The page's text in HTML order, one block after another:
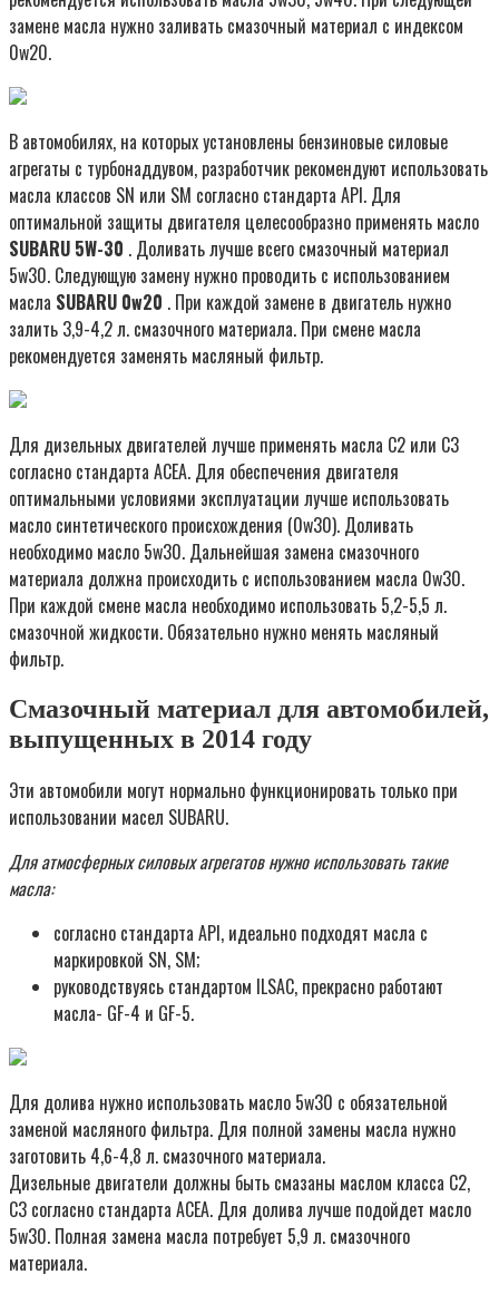
замене масла нужно заливать смазочный материал с индексом
0w20.
В автомобилях, на которых установлены бензиновые силовые
агрегаты с турбонаддувом, разработчик рекомендуют использовать
масла классов SN или SM согласно стандарта API. Для
оптимальной защиты двигателя целесообразно применять масло
SUBARU 5W-30 . Доливать лучше всего смазочный материал
5w30. Следующую замену нужно проводить с использованием
масла SUBARU 0w20 . При каждой замене в двигатель нужно
залить 3,9-4,2 л. смазочного материала. При смене масла
рекомендуется заменять масляный фильтр.
Для дизельных двигателей лучше применять масла C2 или C3
согласно стандарта ACEA. Для обеспечения двигателя
оптимальными условиями эксплуатации лучше использовать
масло синтетического происхождения (0w30). Доливать
необходимо масло 5w30. Дальнейшая замена смазочного
материала должна происходить с использованием масла 0w30.
При каждой смене масла необходимо использовать 5,2-5,5 л.
смазочной жидкости. Обязательно нужно менять масляный
фильтр.
Смазочный материал для автомобилей,
выпущенных в 2014 году
Эти автомобили могут нормально функционировать только при
использовании масел SUBARU.
Для атмосферных силовых агрегатов нужно использовать такие
масла:
согласно стандарта API, идеально подходят масла с
маркировкой SN, SM;
руководствуясь стандартом ILSAC, прекрасно работают
масла- GF-4 и GF-5.
Для долива нужно использовать масло 5w30 c обязательной
заменой масляного фильтра. Для полной замены масла нужно
заготовить 4,6-4,8 л. смазочного материала.
Дизельные двигатели должны быть смазаны маслом класса C2,
C3 согласно стандарта ACEA. Для долива лучше подойдет масло
5w30. Полная замена масла потребует 5,9 л. смазочного
материала.